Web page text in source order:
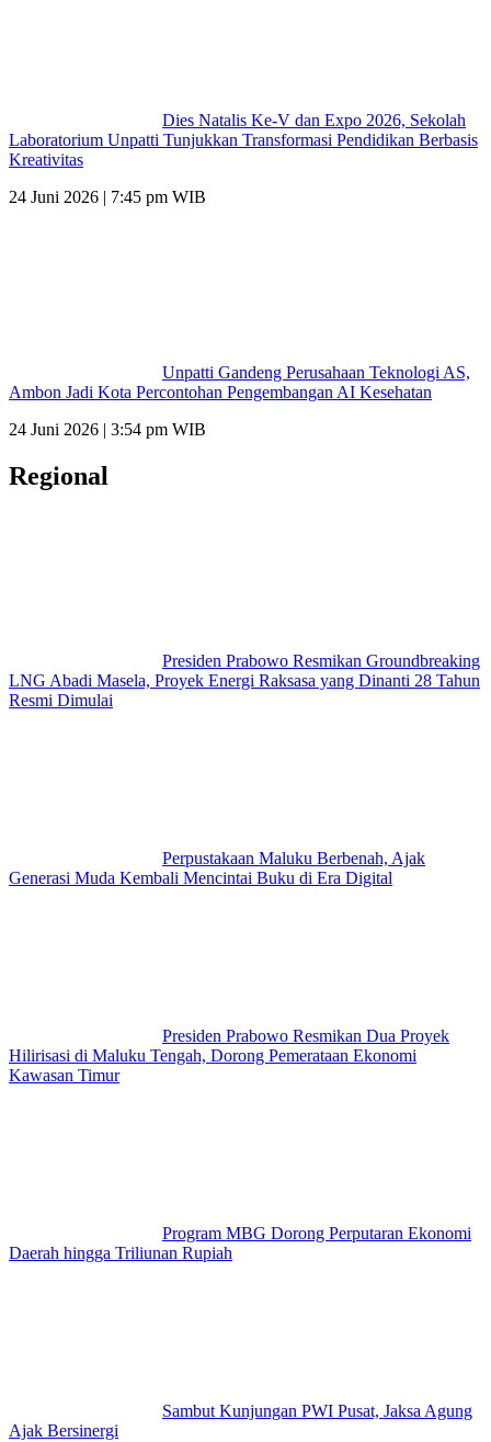
Dies Natalis Ke-V dan Expo 2026, Sekolah
Laboratorium Unpatti Tunjukkan Transformasi Pendidikan Berbasis
Kreativitas
24 Juni 2026 | 7:45 pm WIB
Unpatti Gandeng Perusahaan Teknologi AS,
Ambon Jadi Kota Percontohan Pengembangan AI Kesehatan
24 Juni 2026 | 3:54 pm WIB
Regional
Presiden Prabowo Resmikan Groundbreaking
LNG Abadi Masela, Proyek Energi Raksasa yang Dinanti 28 Tahun
Resmi Dimulai
Perpustakaan Maluku Berbenah, Ajak
Generasi Muda Kembali Mencintai Buku di Era Digital
Presiden Prabowo Resmikan Dua Proyek
Hilirisasi di Maluku Tengah, Dorong Pemerataan Ekonomi
Kawasan Timur
Program MBG Dorong Perputaran Ekonomi
Daerah hingga Triliunan Rupiah
Sambut Kunjungan PWI Pusat, Jaksa Agung
Ajak Bersinergi